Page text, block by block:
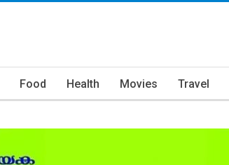
Food Health Movies Travel